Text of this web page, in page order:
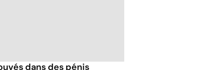
dans des pénis